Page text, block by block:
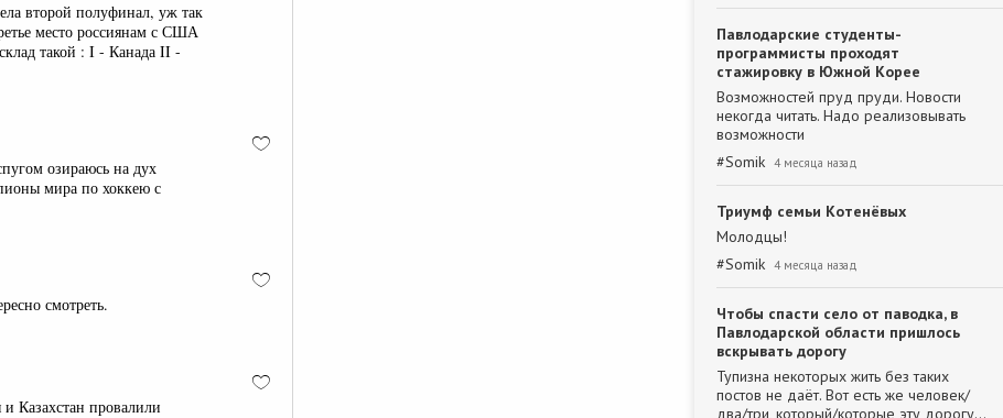
второй полуфинал, уж так
место россиянам с США
такой : I - Канада II -
озираюсь на дух
мира по хоккею с
смотреть.
Казахстан провалили
Павлодарские студенты-
программисты проходят
стажировку в Южной Корее
Возможностей пруд пруди. Новости
некогда читать. Надо реализовывать
возможности
#Somik 4 месяца назад
Триумф семьи Котенёвых
Молодцы!
#Somik 4 месяца назад
Чтобы спасти село от паводка, в
Павлодарской области пришлось
вскрывать дорогу
Тупизна некоторых жить без таких
постов не даёт. Вот есть же человек/
два/три, который/которые эту дорогу…